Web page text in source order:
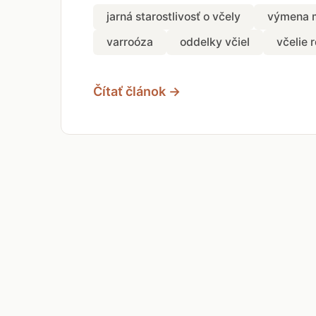
jarná starostlivosť o včely
výmena
varroóza
oddelky včiel včelie
Čítať článok →